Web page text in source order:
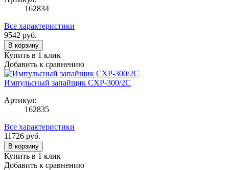
162834
Все характеристики
9542 руб.
В корзину
Купить в 1 клик
Добавить к сравнению
Импульсный запайщик CXP-300/2C
Артикул:
162835
Все характеристики
11726 руб.
В корзину
Купить в 1 клик
Добавить к сравнению